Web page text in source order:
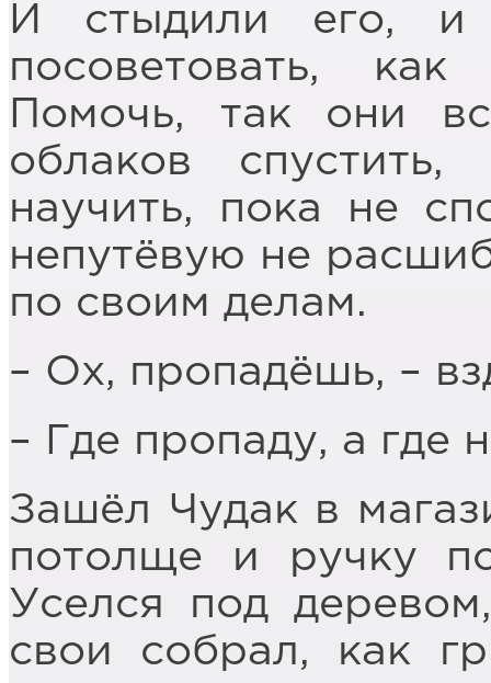
И стыдили его, и
посоветовать,
Помочь, так они
облаков
научить, пока не
непутёвую не
по своим делам.
– Ох, пропадёшь, –
– Где пропаду, а где
Зашёл Чудак в
потолще и ручку
Уселся под
свои собрал, как